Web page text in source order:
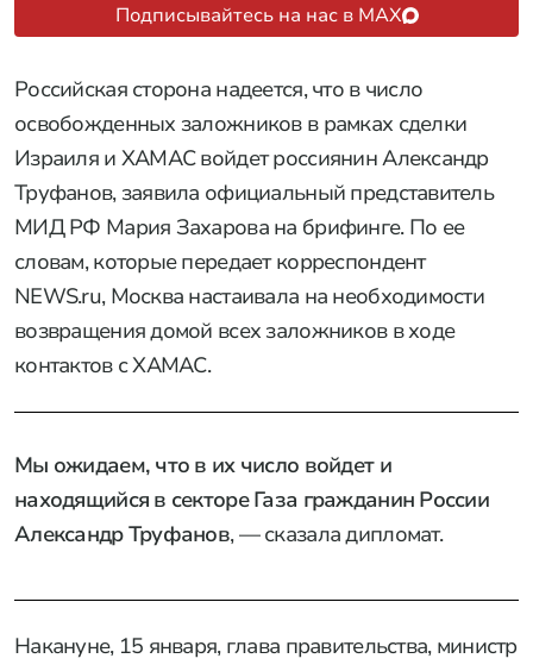
Подписывайтесь на нас в MAX
Российская сторона надеется, что в число
освобожденных заложников в рамках сделки
Израиля и ХАМАС войдет россиянин Александр
Труфанов, заявила официальный представитель
МИД РФ Мария Захарова на брифинге. По ее
словам, которые передает корреспондент
NEWS.ru, Москва настаивала на необходимости
возвращения домой всех заложников в ходе
контактов с ХАМАС.
Мы ожидаем, что в их число войдет и
находящийся в секторе Газа гражданин России
Александр Труфанов, — сказала дипломат.
Накануне, 15 января, глава правительства, министр